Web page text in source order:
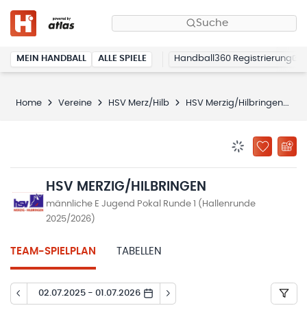
Suche
MEIN HANDBALL ALLE SPIELE Handball360 Registrierung
Home Vereine HSV Merz/Hilb HSV Merzig/Hilbringen
ZU
HSV MERZIG/HILBRINGEN
männliche E Jugend Pokal Runde 1 (Hallenrunde
2025/2026)
TEAM-SPIELPLAN TABELLEN
02.07.2025 - 01.07.2026